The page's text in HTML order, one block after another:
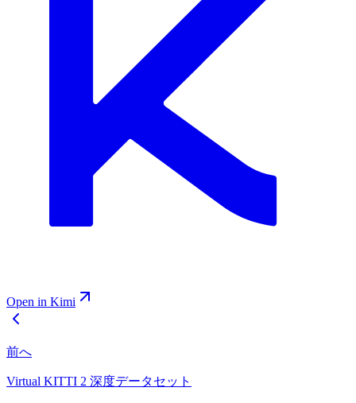
Open in Kimi
前へ
Virtual KITTI 2 深度データセット